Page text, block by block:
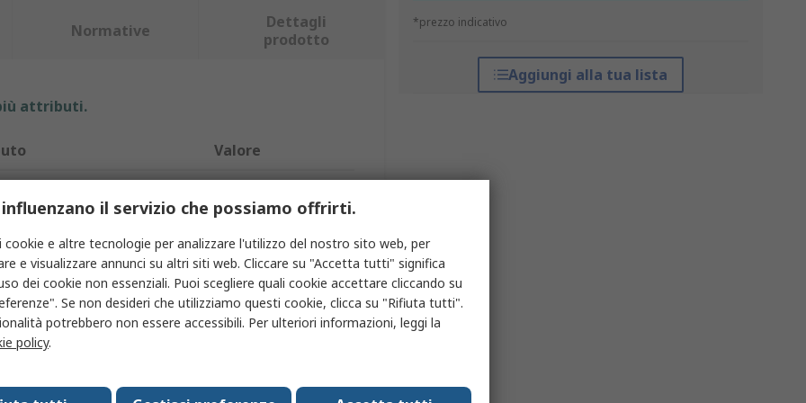
*prezzo indicativo
Aggiungi alla tua lista
Normative
Dettagli
prodotto
attributi.
Valore
Contenitore
Sì
contenitore
il servizio che possiamo offrirti.
cookie e altre tecnologie per analizzare l'utilizzo del nostro sito web, per
e visualizzare annunci su altri siti web. Cliccare su "Accetta tutti" significa
dei cookie non essenziali. Puoi scegliere quali cookie accettare cliccando su
Se non desideri che utilizziamo questi cookie, clicca su "Rifiuta tutti".
potrebbero non essere accessibili. Per ulteriori informazioni, leggi la
policy.